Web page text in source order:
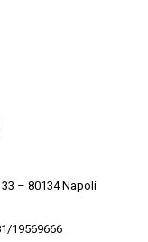
– 80134 Napoli
19569666